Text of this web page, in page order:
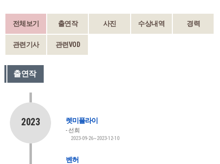
전체보기 출연작 사진 수상내역 경력
관련기사 관련VOD
출연작
2023 렛미플라이
선희
2023-09-26~2023-12-10
벤허